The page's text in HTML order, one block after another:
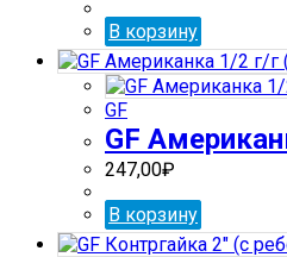
В корзину
GF
GF
247,00₽
В корзину